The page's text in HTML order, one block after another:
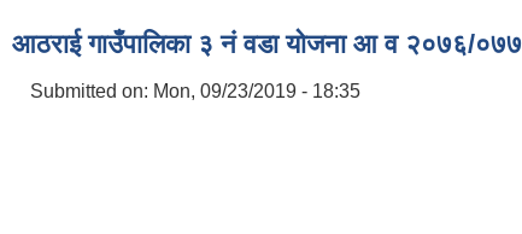
आठराई गाउँपालिका ३ नं वडा योजना आ व २०७६/०७७
Submitted on: Mon, 09/23/2019 - 18:35